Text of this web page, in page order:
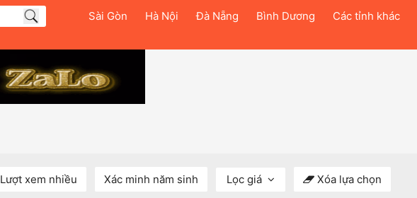
Sài Gòn Hà Nội Đà Nẵng Bình Dương Các tỉnh khác
Lượt xem nhiều Xác minh năm sinh Lọc giá Xóa lựa chọn